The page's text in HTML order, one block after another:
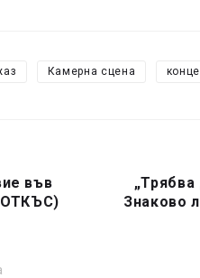
Камерна сцена
във
Знаково